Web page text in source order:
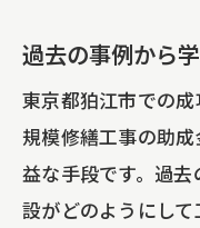
東京都の助成
修繕工事の流
助成金利
方
狛江市に
過去の事例から
東京都狛江市での
規模修繕工事の助
益な手段です。過
設がどのようにし